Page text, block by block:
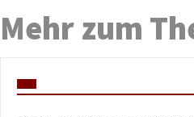
Mehr zum